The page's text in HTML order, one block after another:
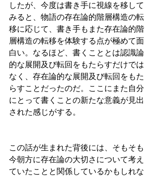
したが、今度は書き手に視線を移して
みると、物語の存在論的階層構造の転
移に応じて、書き手もまた存在論的階
層構造の転移を体験する点が極めて面
白い。なるほど、書くこととは認識論
的な展開及び転回をもたらすだけでは
なく、存在論的な展開及び転回をもた
らすことだったのだ。ここにまた自分
にとって書くことの新たな意義が見出
された感じがする。
この話が生まれた背後には、そもそも
今朝方に存在論の大切さについて考え
ていたことと関係しているかもしれな